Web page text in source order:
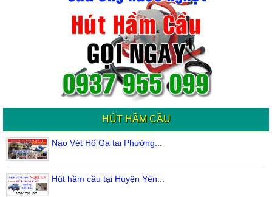
HÚT HẦM CẦU
Nạo Vét Hố Ga tại Phường...
Hút hầm cầu tại Huyện Yên...